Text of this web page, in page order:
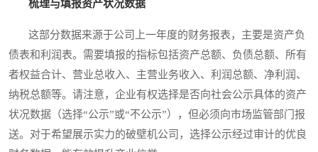
梳理与填报资产状况数据
这部分数据来源于公司上一年度的财务报表，主要是资产负
债表和利润表。需要填报的指标包括资产总额、负债总额、所有
者权益合计、营业总收入、主营业务收入、利润总额、净利润、
纳税总额等。请注意，企业有权选择是否向社会公示具体的资产
状况数据（选择“公示”或“不公示”），但必须向市场监管部门报
送。对于希望展示实力的破壁机公司，选择公示经过审计的优良